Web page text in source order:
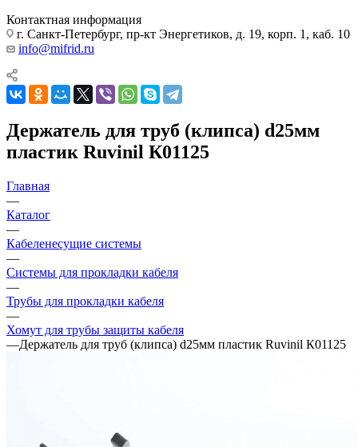
Контактная информация
г. Санкт-Петербург, пр-кт Энергетиков, д. 19, корп. 1, каб. 10
info@mifrid.ru
Держатель для труб (клипса) d25мм
пластик Ruvinil К01125
Главная
—
Каталог
—
Кабеленесущие системы
—
Системы для прокладки кабеля
—
Трубы для прокладки кабеля
—
Хомут для трубы защиты кабеля
—Держатель для труб (клипса) d25мм пластик Ruvinil К01125